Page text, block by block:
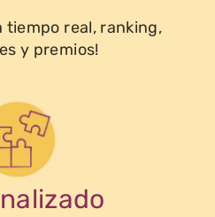
tiempo real, ranking,
y premios!